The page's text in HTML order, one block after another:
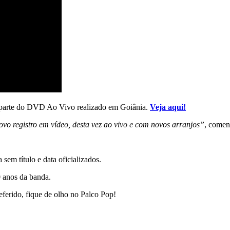
do DVD Ao Vivo realizado em Goiânia. Veja aqui!
registro em vídeo, desta vez ao vivo e com novos arranjos”,
sem título e data oficializados.
da banda.
fique de olho no Palco Pop!